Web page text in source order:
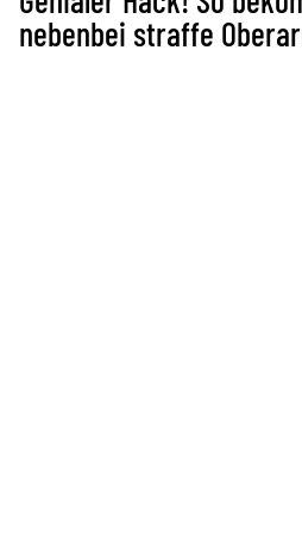
nebenbei straffe